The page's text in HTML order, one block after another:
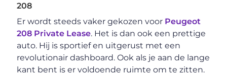
208
Er wordt steeds vaker gekozen voor Peugeot
208 Private Lease. Het is dan ook een prettige
auto. Hij is sportief en uitgerust met een
revolutionair dashboard. Ook als je aan de lange
kant bent is er voldoende ruimte om te zitten.